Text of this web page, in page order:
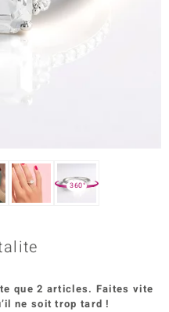
360°
que 2 articles. Faites vite
ne soit trop tard !